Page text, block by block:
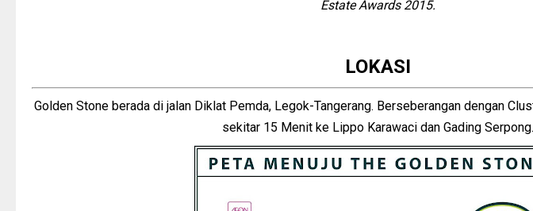
Estate Awards 2015.
LOKASI
Golden Stone berada di jalan Diklat Pemda, Legok-Tangerang. Berseberangan dengan
sekitar 15 Menit ke Lippo Karawaci dan Gading Serpong.